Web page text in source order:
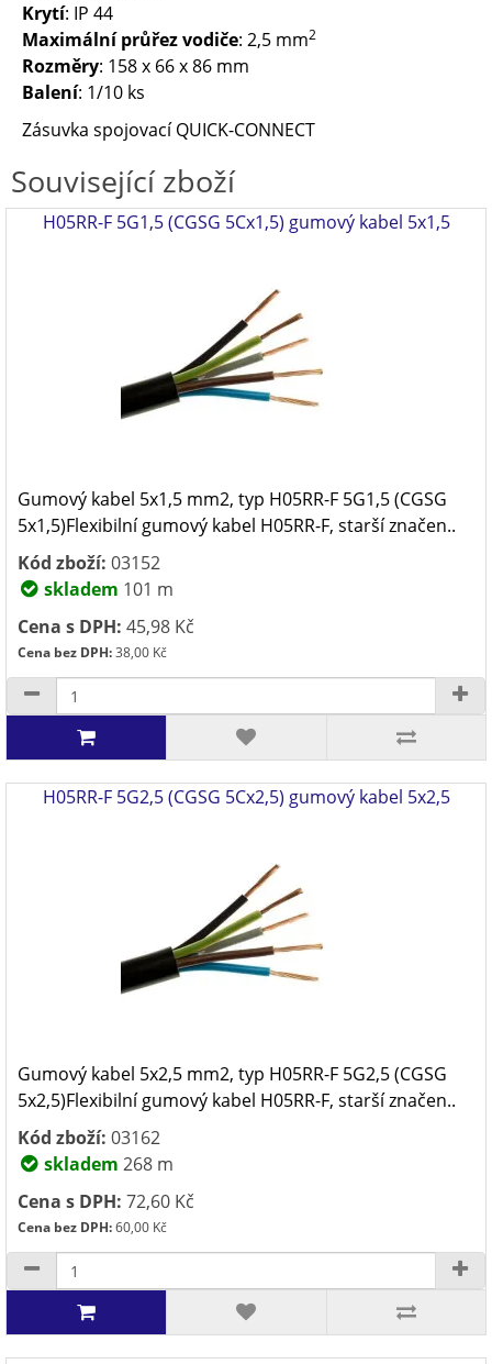
Krytí: IP 44
Maximální průřez vodiče: 2,5 mm2
Rozměry: 158 x 66 x 86 mm
Balení: 1/10 ks
Zásuvka spojovací QUICK-CONNECT
Související zboží
H05RR-F 5G1,5 (CGSG 5Cx1,5) gumový kabel 5x1,5
Gumový kabel 5x1,5 mm2, typ H05RR-F 5G1,5 (CGSG
5x1,5)Flexibilní gumový kabel H05RR-F, starší značen..
Kód zboží: 03152
skladem 101 m
Cena s DPH: 45,98 Kč
Cena bez DPH:38,00 Kč
H05RR-F 5G2,5 (CGSG 5Cx2,5) gumový kabel 5x2,5
Gumový kabel 5x2,5 mm2, typ H05RR-F 5G2,5 (CGSG
5x2,5)Flexibilní gumový kabel H05RR-F, starší značen..
Kód zboží: 03162
skladem 268 m
Cena s DPH: 72,60 Kč
Cena bez DPH:60,00 Kč